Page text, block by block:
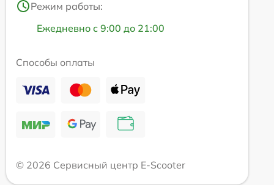
Режим работы:
Ежедневно с 9:00 до 21:00
Способы оплаты
© 2026 Сервисный центр E-Scooter